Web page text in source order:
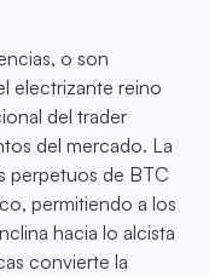
o son
electrizante reino
del trader
del mercado. La
perpetuos de BTC
permitiendo a los
hacia lo alcista
convierte la